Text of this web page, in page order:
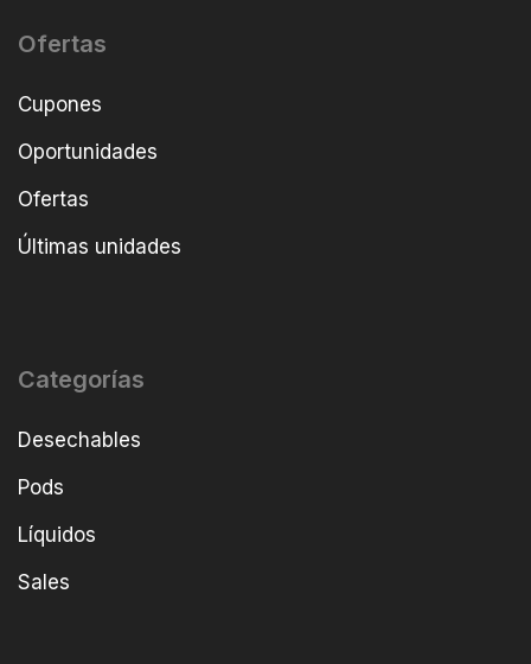
Ofertas
Cupones
Oportunidades
Ofertas
Últimas unidades
Categorías
Desechables
Pods
Líquidos
Sales